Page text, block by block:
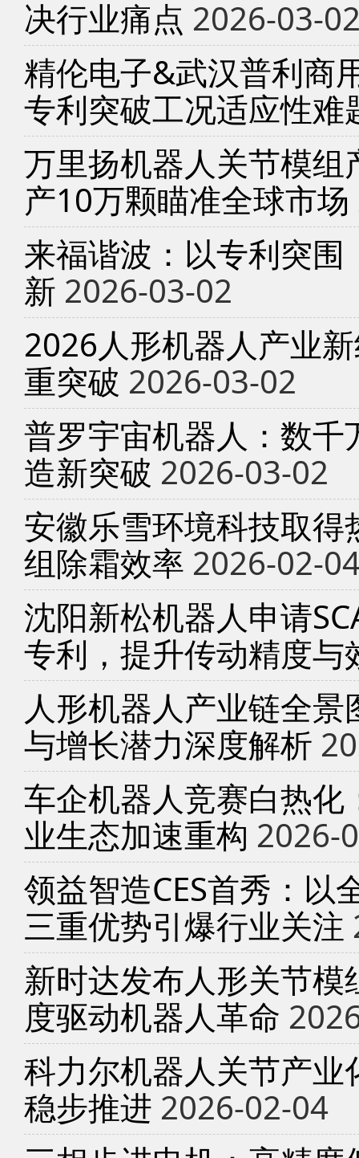
决行业痛点 2026-03-
精伦电子&武汉普利商
专利突破工况适应性难
万里扬机器人关节模
产10万颗瞄准全球市场
来福谐波：以专利突
新 2026-03-02
2026人形机器人产业
重突破 2026-03-02
普罗宇宙机器人：数
造新突破 2026-03-02
安徽乐雪环境科技取
组除霜效率 2026-02-
沈阳新松机器人申请
专利，提升传动精度与
人形机器人产业链全
与增长潜力深度解析
车企机器人竞赛白热
业生态加速重构 2026-
领益智造CES首秀：以
三重优势引爆行业关注
新时达发布人形关节
度驱动机器人革命
科力尔机器人关节产
稳步推进 2026-02-04